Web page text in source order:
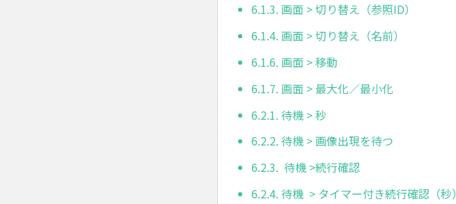
6.1.3. 画面 > 切り替え（参照ID）
6.1.4. 画面 > 切り替え（名前）
6.1.6. 画面 > 移動
6.1.7. 画面 > 最大化／最小化
6.2.1. 待機 > 秒
6.2.2. 待機 > 画像出現を待つ
6.2.3. 待機 >続行確認
6.2.4. 待機 > タイマー付き続行確認（秒）